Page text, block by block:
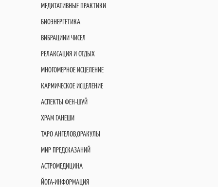
МЕДИТАТИВНЫЕ ПРАКТИКИ
БИОЭНЕРГЕТИКА
ВИБРАЦИИИ ЧИСЕЛ
РЕЛАКСАЦИЯ И ОТДЫХ
МНОГОМЕРНОЕ ИСЦЕЛЕНИЕ
КАРМИЧЕСКОЕ ИСЦЕЛЕНИЕ
АСПЕКТЫ ФЕН-ШУЙ
ХРАМ ГАНЕШИ
ТАРО АНГЕЛОВ,ОРАКУЛЫ
МИР ПРЕДСКАЗАНИЙ
АСТРОМЕДИЦИНА
ЙОГА-ИНФОРМАЦИЯ